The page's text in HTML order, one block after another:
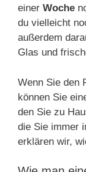
einer Woche
du vielleicht
außerdem
Glas und
Wenn Sie den
können Sie
den Sie zu
die Sie immer
erklären wir,